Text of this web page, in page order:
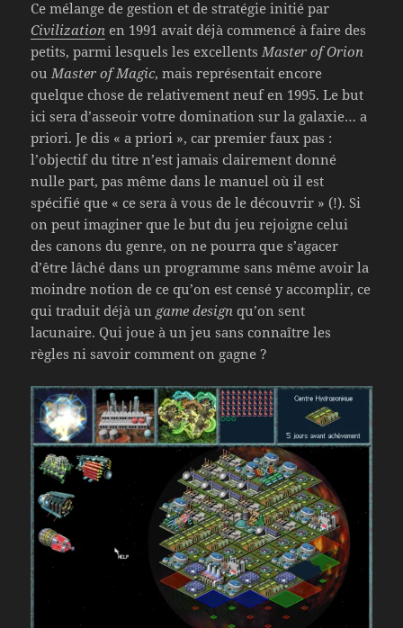
Ce mélange de gestion et de stratégie initié par
Civilization en 1991 avait déjà commencé à faire des
petits, parmi lesquels les excellentsMaster of Orion
ouMaster of Magic, mais représentait encore
quelque chose de relativement neuf en 1995. Le but
ici sera d’asseoir votre domination sur la galaxie… a
priori. Je dis « a priori », car premier faux pas :
l’objectif du titre n’est jamais clairement donné
nulle part, pas même dans le manuel où il est
spécifié que « ce sera à vous de le découvrir » (!). Si
on peut imaginer que le but du jeu rejoigne celui
des canons du genre, on ne pourra que s’agacer
d’être lâché dans un programme sans même avoir la
moindre notion de ce qu’on est censé y accomplir, ce
qui traduit déjà un game design qu’on sent
lacunaire. Qui joue à un jeu sans connaître les
règles ni savoir comment on gagne ?